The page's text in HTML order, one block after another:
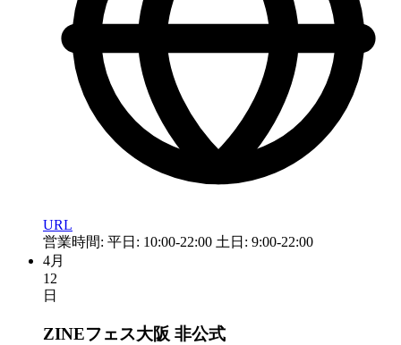
URL
営業時間: 平日: 10:00-22:00 土日: 9:00-22:00
4月
12
日
ZINEフェス大阪 非公式